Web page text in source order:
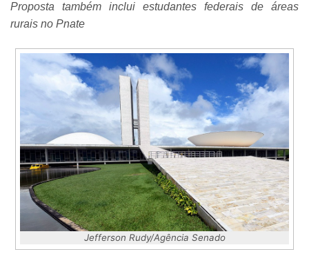
Proposta também inclui estudantes federais de áreas
rurais no Pnate
Jefferson Rudy/Agência Senado